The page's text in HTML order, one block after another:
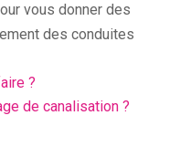
vous donner des
des conduites
?
de canalisation ?